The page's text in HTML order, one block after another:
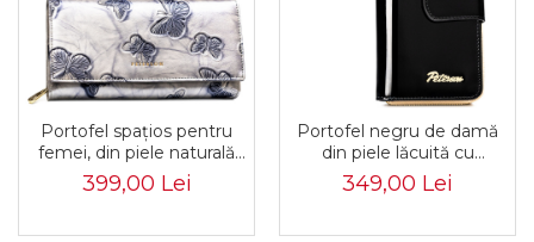
Portofel spațios pentru
femei, din piele naturală
argintie, cu închidere cu
capsă - Peterson PTR-PTN
399,00 Lei
Portofel negru de damă
din piele lăcuită cu
închidere cu capsă -
Peterson PTR-PTN LJ-
349,00 Lei